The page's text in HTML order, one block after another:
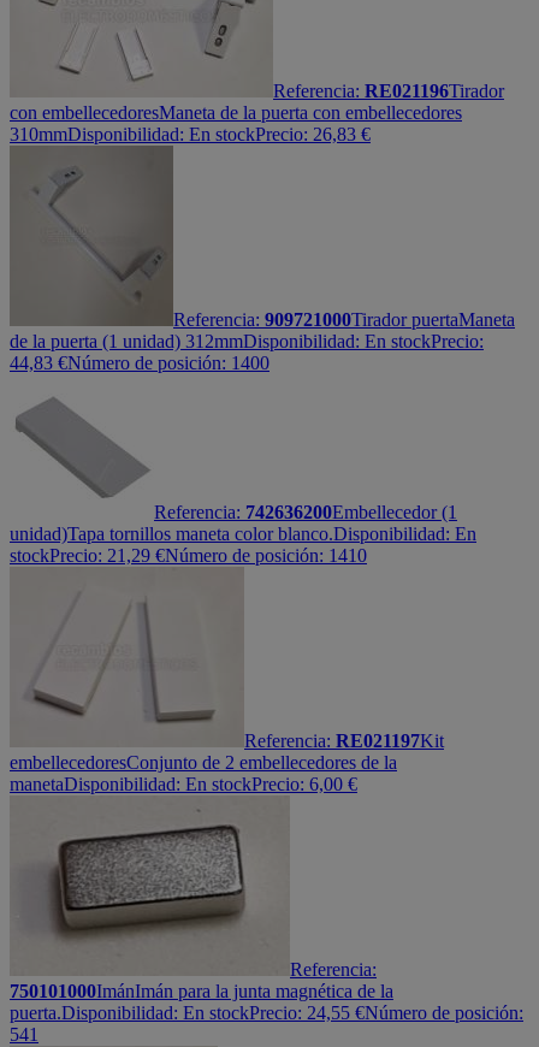
Referencia: RE021196Tirador
con embellecedoresManeta de la puerta con embellecedores
310mmDisponibilidad: En stockPrecio: 26,83 €
Referencia: 909721000Tirador puertaManeta
de la puerta (1 unidad) 312mmDisponibilidad: En stockPrecio:
44,83 €Número de posición: 1400
Referencia: 742636200Embellecedor (1
unidad)Tapa tornillos maneta color blanco.Disponibilidad: En
stockPrecio: 21,29 €Número de posición: 1410
Referencia: RE021197Kit
embellecedoresConjunto de 2 embellecedores de la
manetaDisponibilidad: En stockPrecio: 6,00 €
Referencia:
750101000ImánImán para la junta magnética de la
puerta.Disponibilidad: En stockPrecio: 24,55 €Número de posición:
541